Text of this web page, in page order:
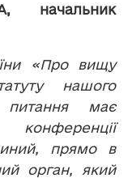
начальник
«Про вищу
нашого
питання має
прямо в
орган, який